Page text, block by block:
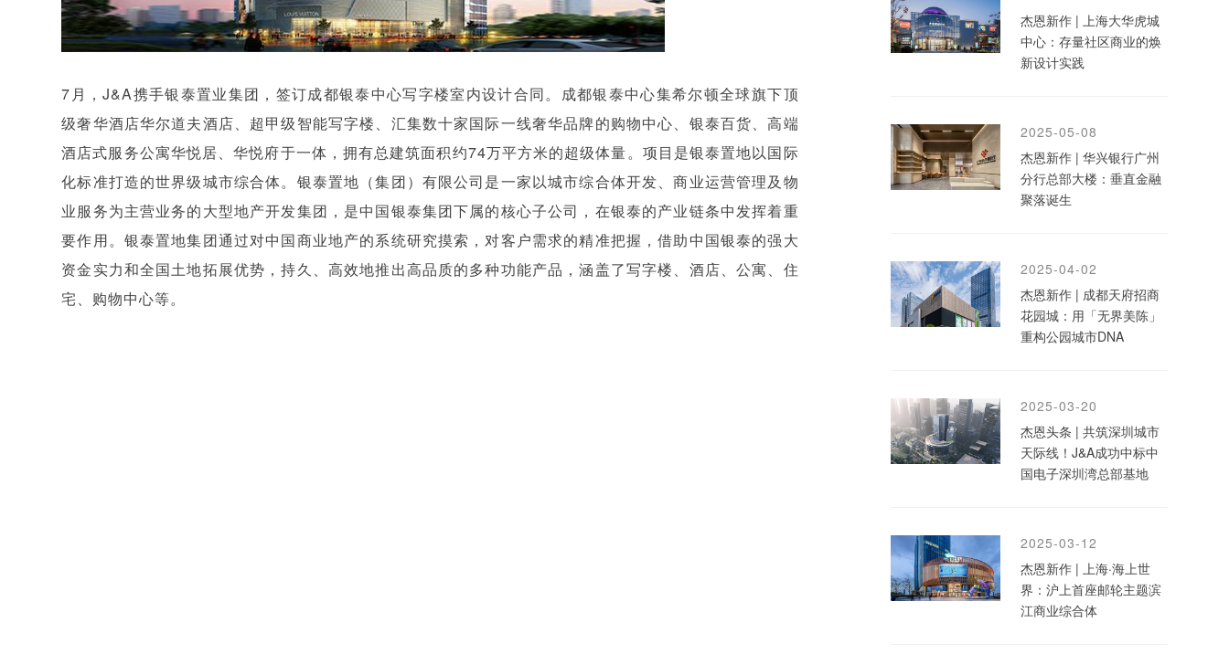
7月，J&A携手银泰置业集团，签订成都银泰中心写字楼室内设计合同。成都银泰中心集希尔顿全球旗下顶
级奢华酒店华尔道夫酒店、超甲级智能写字楼、汇集数十家国际一线奢华品牌的购物中心、银泰百货、高端
酒店式服务公寓华悦居、华悦府于一体，拥有总建筑面积约74万平方米的超级体量。项目是银泰置地以国际
化标准打造的世界级城市综合体。银泰置地（集团）有限公司是一家以城市综合体开发、商业运营管理及物
业服务为主营业务的大型地产开发集团，是中国银泰集团下属的核心子公司，在银泰的产业链条中发挥着重
要作用。银泰置地集团通过对中国商业地产的系统研究摸索，对客户需求的精准把握，借助中国银泰的强大
资金实力和全国土地拓展优势，持久、高效地推出高品质的多种功能产品，涵盖了写字楼、酒店、公寓、住
宅、购物中心等。
杰恩新作 | 上海大华虎城
中心：存量社区商业的焕
新设计实践
2025-05-08
杰恩新作 | 华兴银行广州
分行总部大楼：垂直金融
聚落诞生
2025-04-02
杰恩新作 | 成都天府招商
花园城：用「无界美陈」
重构公园城市DNA
2025-03-20
杰恩头条 | 共筑深圳城市
天际线！J&A成功中标中
国电子深圳湾总部基地
2025-03-12
杰恩新作 | 上海·海上世
界：沪上首座邮轮主题滨
江商业综合体